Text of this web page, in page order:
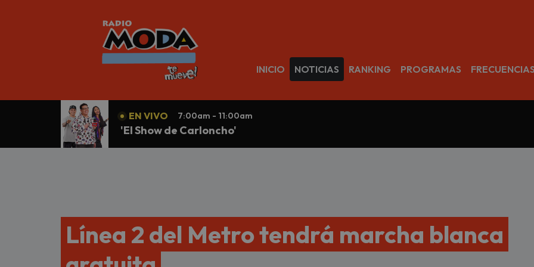
INICIO NOTICIAS RANKING PROGRAMAS FRECUENCIAS
EN VIVO 7:00am - 11:00am
'El Show de Carloncho'
Línea 2 del Metro tendrá marcha blanca